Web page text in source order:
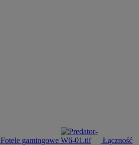
Fotele gamingowe Łączność